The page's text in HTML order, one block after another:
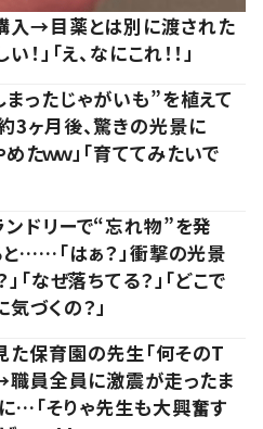
入→目薬とは別に渡された
」「え、なにこれ！！」
ったじゃがいも”を植えて
ヶ月後、驚きの光景に
たｗｗ」「育ててみたいで
ンドリーで“忘れ物”を発
と……「はぁ？」衝撃の光景
」「なぜ落ちてる？」「どこで
づくの？」
た保育園の先生「何そのT
→職員全員に激震が走ったま
…「そりゃ先生も大興奮す